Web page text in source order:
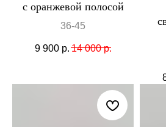
с оранжевой полосой
36-45
9 900 р. 14 000 р.